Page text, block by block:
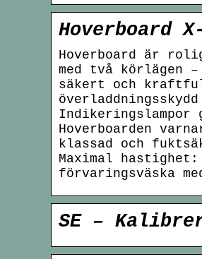
Hoverboard
Hoverboard är
med två körlägen
säkert och
Hoverboarden
klassad och
Maximal
förvaringsväska
SE –